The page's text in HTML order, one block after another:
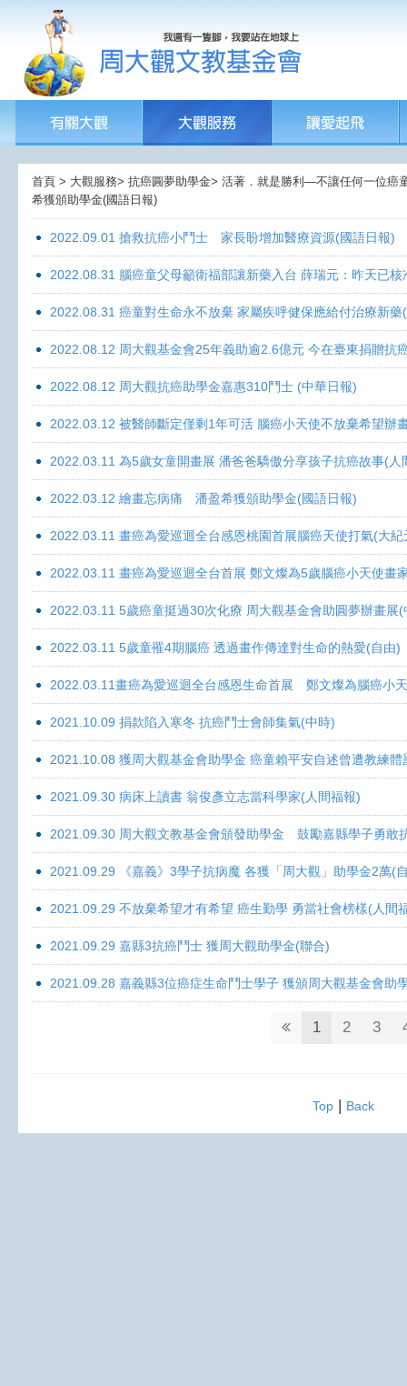
首頁 > 大觀服務> 抗癌圓夢助學金> 活著．就是勝利—不讓任何一位
希獲頒助學金(國語日報)
2022.09.01 搶救抗癌小鬥士 家長盼增加醫療資源(國語日報)
2022.08.31 腦癌童父母籲衛福部讓新藥入台 薛瑞元：昨天已
2022.08.31 癌童對生命永不放棄 家屬疾呼健保應給付治療新藥
2022.08.12 周大觀基金會25年義助逾2.6億元 今在臺東捐贈抗
2022.08.12 周大觀抗癌助學金嘉惠310鬥士 (中華日報)
2022.03.12 被醫師斷定僅剩1年可活 腦癌小天使不放棄希望辦
2022.03.11 為5歲女童開畫展 潘爸爸驕傲分享孩子抗癌故事(人
2022.03.12 繪畫忘病痛 潘盈希獲頒助學金(國語日報)
2022.03.11 畫癌為愛巡迴全台感恩桃園首展腦癌天使打氣(大紀
2022.03.11 畫癌為愛巡迴全台首展 鄭文燦為5歲腦癌小天使畫
2022.03.11 5歲癌童挺過30次化療 周大觀基金會助圓夢辦畫展
2022.03.11 5歲童罹4期腦癌 透過畫作傳達對生命的熱愛(自由)
2022.03.11畫癌為愛巡迴全台感恩生命首展 鄭文燦為腦癌小
2021.10.09 捐款陷入寒冬 抗癌鬥士會師集氣(中時)
2021.10.08 獲周大觀基金會助學金 癌童賴平安自述曾遭教練體
2021.09.30 病床上讀書 翁俊彥立志當科學家(人間福報)
2021.09.30 周大觀文教基金會頒發助學金 鼓勵嘉縣學子勇敢
2021.09.29 《嘉義》3學子抗病魔 各獲「周大觀」助學金2萬(
2021.09.29 不放棄希望才有希望 癌生勤學 勇當社會榜樣(人間
2021.09.29 嘉縣3抗癌鬥士 獲周大觀助學金(聯合)
2021.09.28 嘉義縣3位癌症生命鬥士學子 獲頒周大觀基金會助
1 2 3
Top| Back